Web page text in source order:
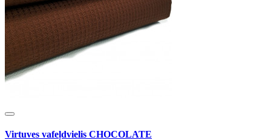
Virtuves vafeļdvielis CHOCOLATE